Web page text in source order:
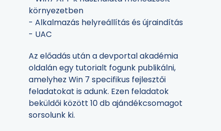
környezetben
- Alkalmazás helyreállítás és újraindítás
- UAC
Az előadás után a devportal akadémia
oldalán egy tutorialt fogunk publikálni,
amelyhez Win 7 specifikus fejlesztői
feladatokat is adunk. Ezen feladatok
beküldői között 10 db ajándékcsomagot
sorsolunk ki.